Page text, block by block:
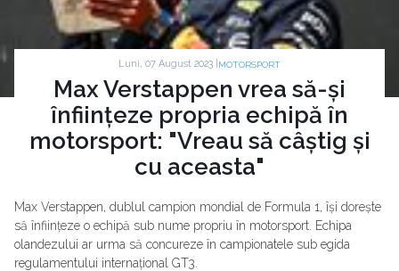
Luni, 07 August 2023 | MOTORSPORT
Max Verstappen vrea să-și
înființeze propria echipă în
motorsport: "Vreau să câștig și
cu aceasta"
Max Verstappen, dublul campion mondial de Formula 1, își dorește
să înființeze o echipă sub nume propriu în motorsport. Echipa
olandezului ar urma să concureze în campionatele sub egida
regulamentului internațional GT3.